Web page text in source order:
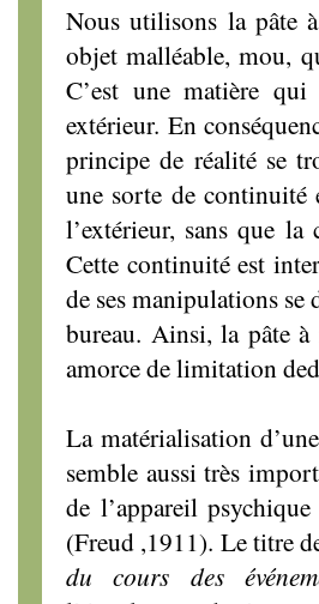
Nous utilisons la pâte
objet malléable, mou,
C’est une matière
extérieur. En
principe de réalité se
une sorte de continuité
l’extérieur, sans que
Cette continuité est
de ses manipulations se
bureau. Ainsi, la pâte
amorce de limitation
La matérialisation
semble aussi très
de l’appareil
(Freud ,1911). Le titre
du cours des